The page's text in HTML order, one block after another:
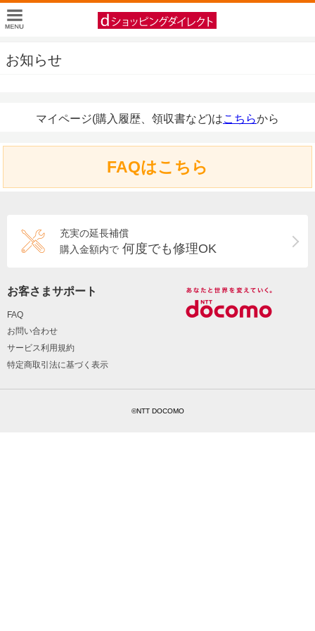
お知らせ
マイページ(購入履歴、領収書など)はこちらから
FAQはこちら
充実の延長補償
購入金額内で 何度でも修理OK
お客さまサポート
FAQ
お問い合わせ
サービス利用規約
特定商取引法に基づく表示
©NTT DOCOMO